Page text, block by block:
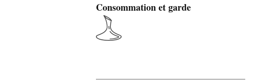
Consommation et garde